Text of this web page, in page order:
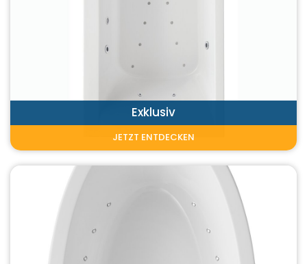
Exklusiv
JETZT ENTDECKEN